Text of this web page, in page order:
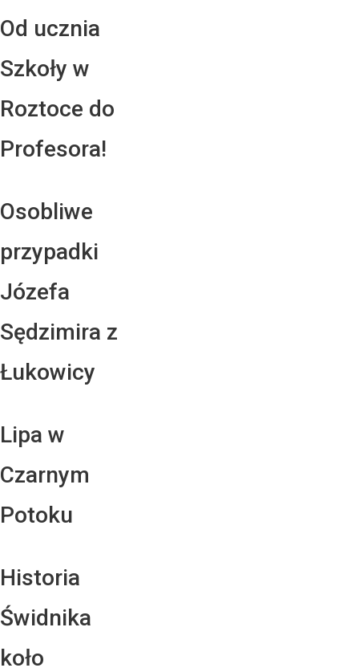
Od ucznia
Szkoły w
Roztoce do
Profesora!
Osobliwe
przypadki
Józefa
Sędzimira z
Łukowicy
Lipa w
Czarnym
Potoku
Historia
Świdnika
koło